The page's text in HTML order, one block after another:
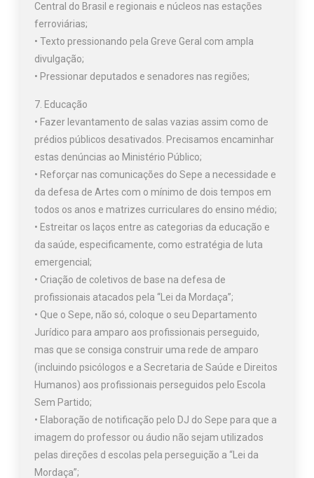
Central do Brasil e regionais e núcleos nas estações
ferroviárias;
• Texto pressionando pela Greve Geral com ampla
divulgação;
• Pressionar deputados e senadores nas regiões;
7. Educação
• Fazer levantamento de salas vazias assim como de
prédios públicos desativados. Precisamos encaminhar
estas denúncias ao Ministério Público;
• Reforçar nas comunicações do Sepe a necessidade e
da defesa de Artes com o mínimo de dois tempos em
todos os anos e matrizes curriculares do ensino médio;
• Estreitar os laços entre as categorias da educação e
da saúde, especificamente, como estratégia de luta
emergencial;
• Criação de coletivos de base na defesa de
profissionais atacados pela “Lei da Mordaça”;
• Que o Sepe, não só, coloque o seu Departamento
Jurídico para amparo aos profissionais perseguido,
mas que se consiga construir uma rede de amparo
(incluindo psicólogos e a Secretaria de Saúde e Direitos
Humanos) aos profissionais perseguidos pelo Escola
Sem Partido;
• Elaboração de notificação pelo DJ do Sepe para que a
imagem do professor ou áudio não sejam utilizados
pelas direções d escolas pela perseguição a “Lei da
Mordaça”;